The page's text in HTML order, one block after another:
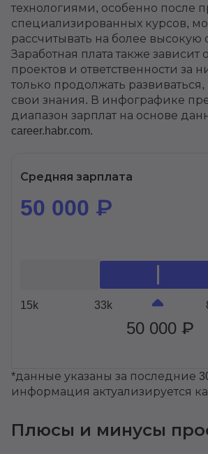
технологиями, особенно после
специализированных курсов,
рассчитывать на более высокую
Заработная плата также зависит
проектов и ответственности за
только продолжать
свои знания. В инфографике
диапазон зарплат на основе
career.habr.com.
Средняя зарплата
50 000 ₽
15k 33k
50 000 ₽
*данные указаны за последние
информация актуализируется
Плюсы и минусы